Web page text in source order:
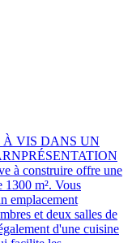
À VIS DANS UN
à construire offre une
1300 m². Vous
emplacement
et deux salles de
d'une cuisine